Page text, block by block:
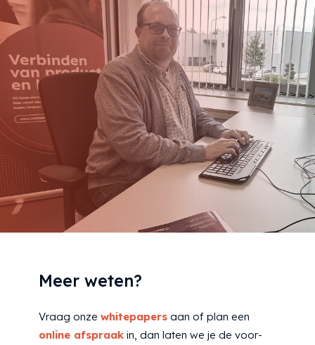
Meer weten?
Vraag onze whitepapers aan of plan een
online afspraak in, dan laten we je de voor-